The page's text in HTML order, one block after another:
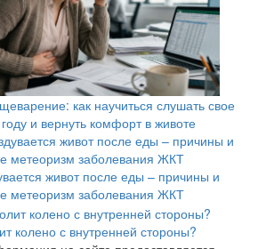
как научиться слушать свое
и вернуть комфорт в животе
живот после еды – причины и
метеоризм заболевания ЖКТ
колено с внутренней стороны?